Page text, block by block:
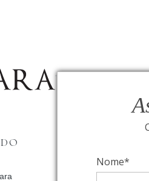
Nome*
Fale Conosco
Relógios BVLGARI